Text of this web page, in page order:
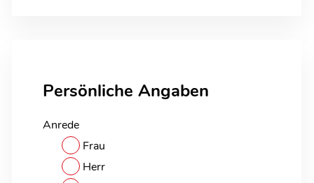
Persönliche Angaben
Anrede
Frau
Herr